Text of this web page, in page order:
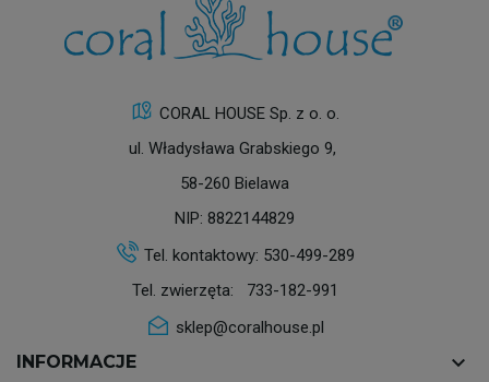
CORAL HOUSE Sp. z o. o.
ul. Władysława Grabskiego 9,
58-260 Bielawa
NIP: 8822144829
Tel. kontaktowy: 530-499-289
Tel. zwierzęta: 733-182-991
sklep@coralhouse.pl
INFORMACJE keyboard_arrow_down